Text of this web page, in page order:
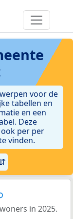
voor de
tabellen en
en een
Deze
per per
vinden.
in 2025.